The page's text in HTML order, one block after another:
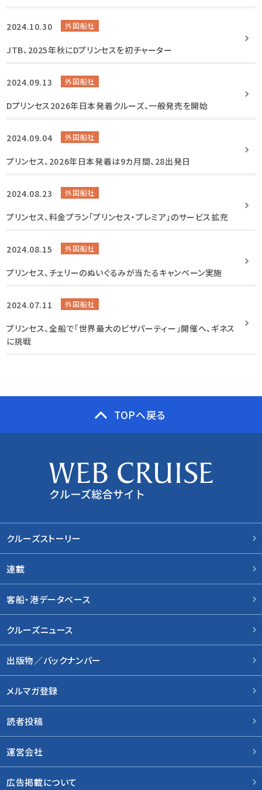
2024.10.30 外国船社
JTB、2025年秋にDプリンセスを初チャーター
2024.09.13 外国船社
Dプリンセス2026年日本発着クルーズ、一般発売を開始
2024.09.04 外国船社
プリンセス、2026年日本発着は9カ月間、28出発日
2024.08.23 外国船社
プリンセス、料金プラン「プリンセス・プレミア」のサービス拡充
2024.08.15 外国船社
プリンセス、チェリーのぬいぐるみが当たるキャンペーン実施
2024.07.11 外国船社
プリンセス、全船で「世界最大のピザパーティー」開催へ、ギネス
に挑戦
TOPへ戻る
クルーズストーリー
連載
客船・港データベース
クルーズニュース
出版物／バックナンバー
メルマガ登録
読者投稿
運営会社
広告掲載について